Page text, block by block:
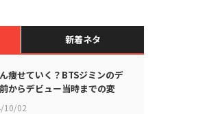
新着ネタ
痩せていく？BTSジミンのデ
からデビュー当時までの変
る画像が話題に
10/02